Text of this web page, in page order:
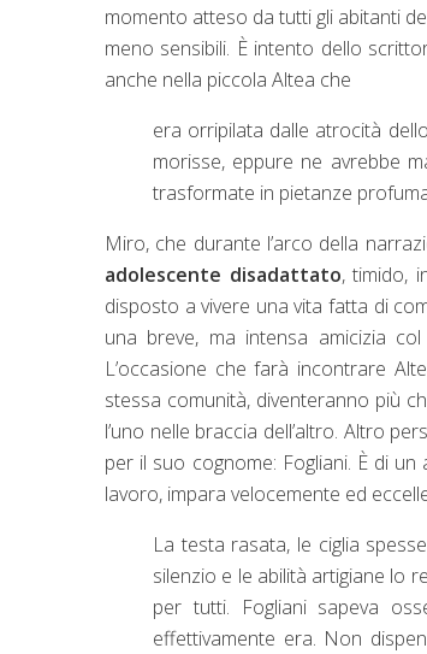
momento atteso da tutti gli abitanti
meno sensibili. È intento dello
anche nella piccola Altea che
era orripilata dalle atrocità
morisse, eppure ne avrebbe
trasformate in pietanze
Miro, che durante l’arco della
adolescente disadattato, timido,
disposto a vivere una vita fatta di
una breve, ma intensa amicizia
L’occasione che farà incontrare
stessa comunità, diventeranno più
l’uno nelle braccia dell’altro. Altro
per il suo cognome: Fogliani. È di
lavoro, impara velocemente ed
La testa rasata, le ciglia
silenzio e le abilità artigiane lo
per tutti. Fogliani sapeva
effettivamente era. Non